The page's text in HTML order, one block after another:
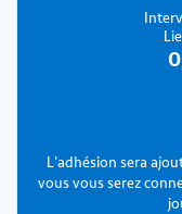
0
L'adhésion sera
vous vous serez